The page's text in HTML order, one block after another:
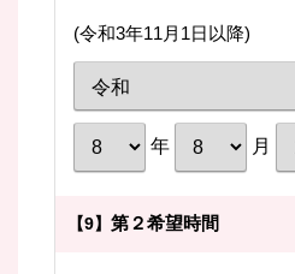
(令和3年11月1日以降)
年 月
【9】 第２希望時間